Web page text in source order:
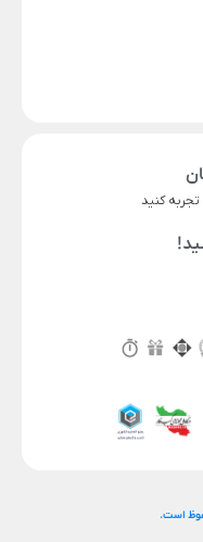
43,034,000 51,617,000
کنید
است.